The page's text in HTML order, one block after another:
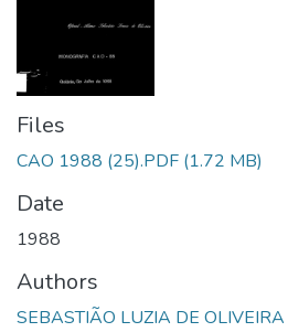
Files
CAO 1988 (25).PDF (1.72 MB)
Date
1988
Authors
SEBASTIÃO LUZIA DE OLIVEIRA